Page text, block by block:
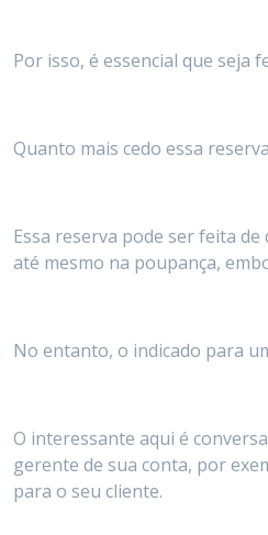
Por isso, é essencial que seja
Quanto mais cedo essa
Essa reserva pode ser feita
até mesmo na poupança,
No entanto, o indicado para
O interessante aqui é
gerente de sua conta, por
para o seu cliente.